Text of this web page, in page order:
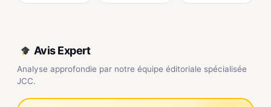
Avis Expert
Analyse approfondie par notre équipe éditoriale spécialisée
JCC.